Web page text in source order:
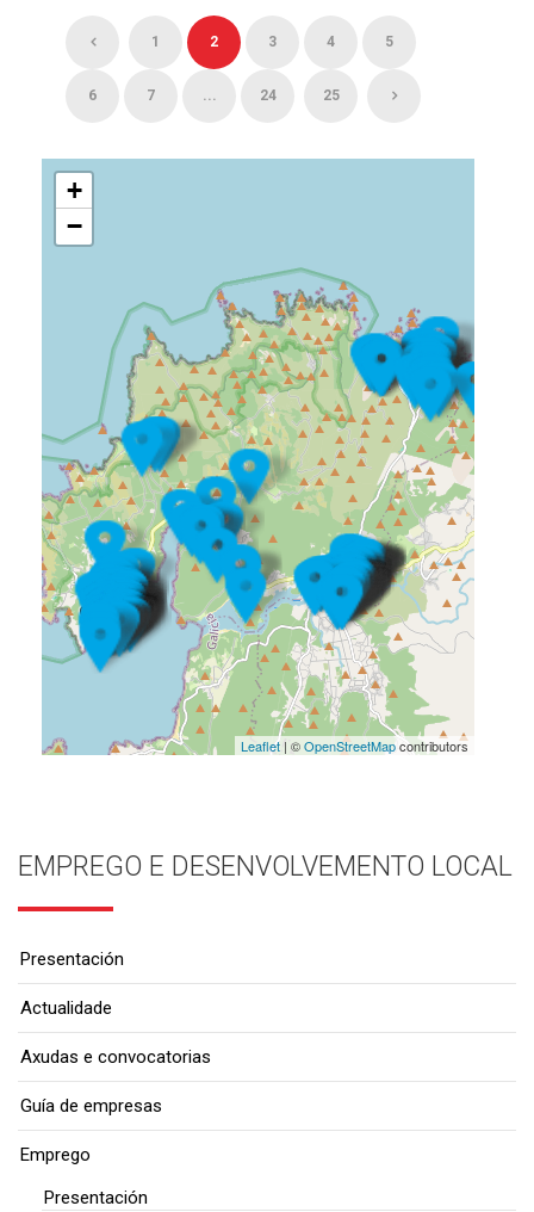
1 2 3 4 5
6 7 ... 24 25
+
−
Leaflet| ©OpenStreetMapcontributors
EMPREGO E DESENVOLVEMENTO LOCAL
Presentación
Actualidade
Axudas e convocatorias
Guía de empresas
Emprego
Presentación